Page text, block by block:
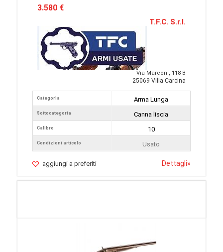
3.580 €
T.F.C. S.r.l.
Via Marconi, 118 B
25069 Villa Carcina
Categoria
Sottocategoria
Calibro
Condizioni articolo
Arma Lunga
Canna liscia
10
Usato
aggiungi a preferiti Dettagli»